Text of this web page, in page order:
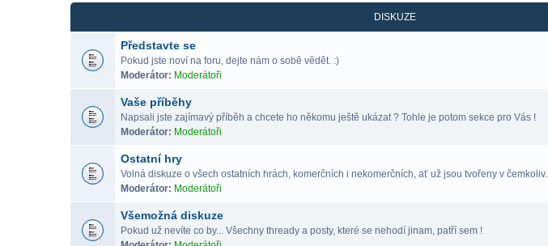
DISKUZE
Představte se
Pokud jste noví na foru, dejte nám o sobě vědět. :)
Moderátor: Moderátoři
Vaše příběhy
Napsali jste zajímavý příběh a chcete ho někomu ještě ukázat ? Tohle je potom sekce pro Vás !
Moderátor: Moderátoři
Ostatní hry
Volná diskuze o všech ostatních hrách, komerčních i nekomerčních, ať už jsou tvořeny v čemkoliv.
Moderátor: Moderátoři
Všemožná diskuze
Pokud už nevíte co by... Všechny thready a posty, které se nehodí jinam, patří sem !